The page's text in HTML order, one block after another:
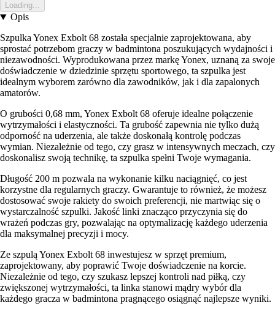
Loading...
Opis
Szpulka Yonex Exbolt 68 została specjalnie zaprojektowana, aby
sprostać potrzebom graczy w badmintona poszukujących wydajności i
niezawodności. Wyprodukowana przez markę Yonex, uznaną za swoje
doświadczenie w dziedzinie sprzętu sportowego, ta szpulka jest
idealnym wyborem zarówno dla zawodników, jak i dla zapalonych
amatorów.
O grubości 0,68 mm, Yonex Exbolt 68 oferuje idealne połączenie
wytrzymałości i elastyczności. Ta grubość zapewnia nie tylko dużą
odporność na uderzenia, ale także doskonałą kontrolę podczas
wymian. Niezależnie od tego, czy grasz w intensywnych meczach, czy
doskonalisz swoją technikę, ta szpulka spełni Twoje wymagania.
Długość 200 m pozwala na wykonanie kilku naciągnięć, co jest
korzystne dla regularnych graczy. Gwarantuje to również, że możesz
dostosować swoje rakiety do swoich preferencji, nie martwiąc się o
wystarczalność szpulki. Jakość linki znacząco przyczynia się do
wrażeń podczas gry, pozwalając na optymalizację każdego uderzenia
dla maksymalnej precyzji i mocy.
Ze szpulą Yonex Exbolt 68 inwestujesz w sprzęt premium,
zaprojektowany, aby poprawić Twoje doświadczenie na korcie.
Niezależnie od tego, czy szukasz lepszej kontroli nad piłką, czy
zwiększonej wytrzymałości, ta linka stanowi mądry wybór dla
każdego gracza w badmintona pragnącego osiągnąć najlepsze wyniki.